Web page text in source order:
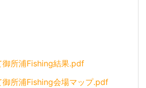
御所浦Fishing結果.pdf
御所浦Fishing会場マップ.pdf